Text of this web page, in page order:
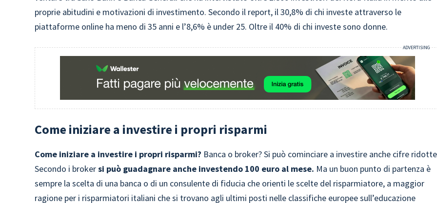
proprie abitudini e motivazioni di investimento. Secondo il report, il 30,8% di chi investe attraverso le
piattaforme online ha meno di 35 anni e l’8,6% è under 25. Oltre il 40% di chi investe sono donne.
Come iniziare a investire i propri risparmi
Come iniziare a investire i propri risparmi? Banca o broker? Si può cominciare a investire anche cifre
Secondo i brokersi può guadagnare anche investendo 100 euro al mese. Ma un buon punto di partenza è
sempre la scelta di una banca o di un consulente di fiducia che orienti le scelte del risparmiatore, a maggior
ragione per i risparmiatori italiani che si trovano agli ultimi posti nelle classifiche europee sull’educazione